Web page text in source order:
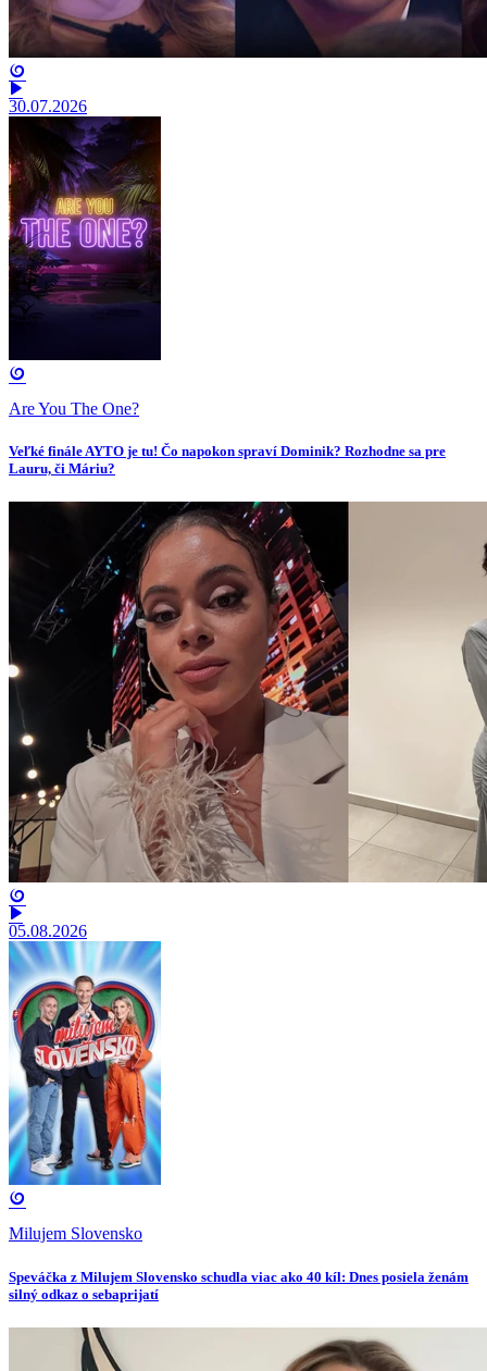
30.07.2026
Are You The One?
Veľké finále AYTO je tu! Čo napokon spraví Dominik? Rozhodne sa pre
Lauru, či Máriu?
05.08.2026
Milujem Slovensko
Speváčka z Milujem Slovensko schudla viac ako 40 kíl: Dnes posiela ženám
silný odkaz o sebaprijatí